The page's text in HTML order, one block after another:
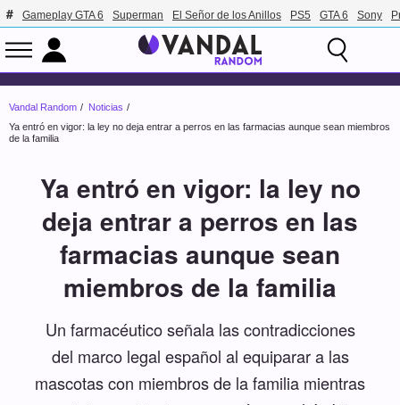
Gameplay GTA 6 Superman El Señor de los Anillos PS5 GTA 6 Sony
Vandal Random
Noticias
Ya entró en vigor: la ley no deja entrar a perros en las farmacias aunque sean miembros
de la familia
Ya entró en vigor: la ley no
deja entrar a perros en las
farmacias aunque sean
miembros de la familia
Un farmacéutico señala las contradicciones
del marco legal español al equiparar a las
mascotas con miembros de la familia mientras